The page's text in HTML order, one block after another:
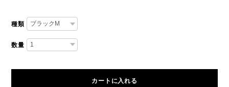
種類
数量
カートに入れる